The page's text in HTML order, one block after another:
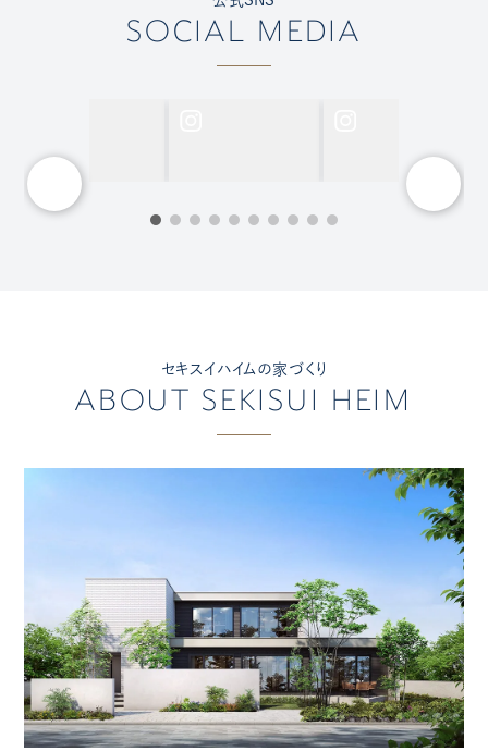
SOCIAL MEDIA
セキスイハイムの家づくり
ABOUT SEKISUI HEIM